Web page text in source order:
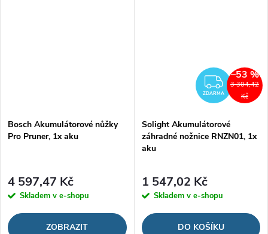
Bosch Akumulátorové nůžky
Pro Pruner, 1x aku
4 597,47 Kč
Skladem v e-shopu
ZOBRAZIT
ZDARMA
3 304,42
Kč
–53 %
Solight Akumulátorové
záhradné nožnice RNZN01, 1x
aku
1 547,02 Kč
Skladem v e-shopu
DO KOŠÍKU